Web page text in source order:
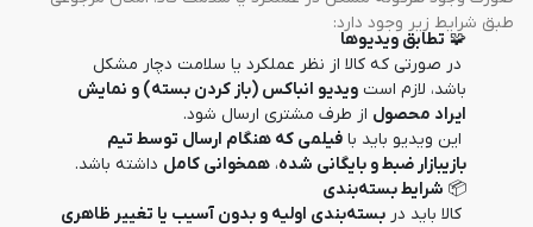
طبق شرایط زیر وجود دارد:
🧩 تطابق ویدیوها
باشد، لازم است
ایراد محصول از طرف مشتری ارسال شود.
بازیبازار ضبط و بایگانی شده، همخوانی کامل داشته باشد.
📦 شرایط بسته‌بندی
بسته‌بندی اولیه و بدون آسیب یا تغییر ظاهری